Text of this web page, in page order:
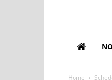
Home